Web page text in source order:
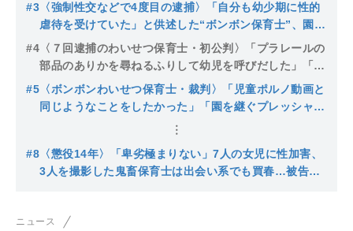
〈墨田区・保育士わいせつ〉
#3 〈強制性交などで4度目の逮捕〉「自分も幼少期に性的
虐待を受けていた」と供述した“ボンボン保育士”、園長
だった父は卒園式にも現れず、保護者は「いまだ何の説
明もない」と憮然
#4 〈７回逮捕のわいせつ保育士・初公判〉「プラレールの
部品のありかを尋ねるふりして幼児を呼びだした」「押
し入れに連れ込みバンダナで目隠して撮影も」妻子あり
ボンボン保育士の鬼畜すぎる手口「許す気はみじんもな
#5 〈ボンボンわいせつ保育士・裁判〉「児童ポルノ動画と
同じようなことをしたかった」「園を継ぐプレッシャー
も感じていた」７人の園児にわいせつ行為をした鬼畜保
#8 〈懲役14年〉「卑劣極まりない」7人の女児に性加害、
3人を撮影した鬼畜保育士は出会い系でも買春…被告の
ニュース